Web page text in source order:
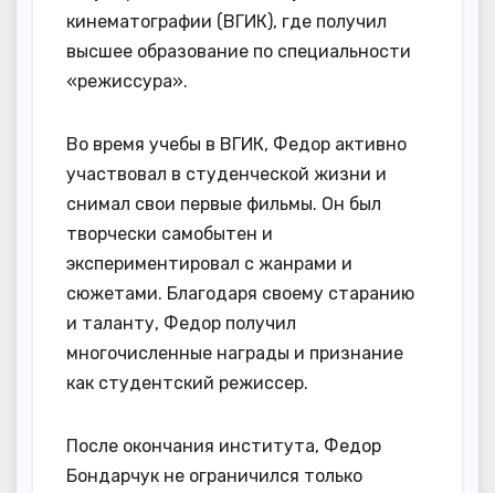
кинематографии (ВГИК), где получил
высшее образование по специальности
«режиссура».
Во время учебы в ВГИК, Федор активно
участвовал в студенческой жизни и
снимал свои первые фильмы. Он был
творчески самобытен и
экспериментировал с жанрами и
сюжетами. Благодаря своему старанию
и таланту, Федор получил
многочисленные награды и признание
как студентский режиссер.
После окончания института, Федор
Бондарчук не ограничился только